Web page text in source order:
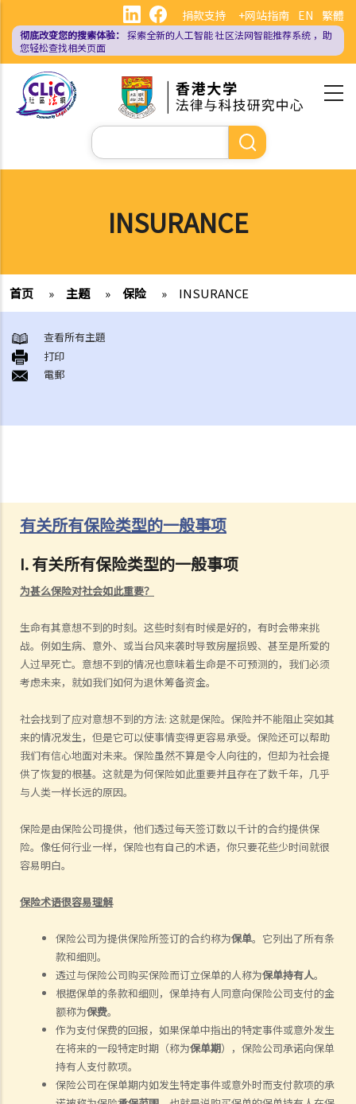
主
EN 繁體
捐款支持 +网站指南
彻底改变您的搜索体验： 探索全新的人工智能社区法网智能推荐系统 ，助
您轻松查找相关页面
搜
索
INSURANCE
首页 » 主题 » 保险 » INSURANCE
有关所有保险类型的一般事项
I. 有关所有保险类型的一般事项
为甚么保险对社会如此重要？
生命有其意想不到的时刻。这些时刻有时候是好的，有时会带来挑
战。例如生病、意外、或当台风来袭时导致房屋损毁、甚至是所爱的
人过早死亡。意想不到的情况也意味着生命是不可预测的，我们必须
考虑未来，就如我们如何为退休筹备资金。
社会找到了应对意想不到的方法: 这就是保险。保险并不能阻止突如其
来的情况发生，但是它可以使事情变得更容易承受。保险还可以帮助
我们有信心地面对未来。保险虽然不算是令人向往的，但却为社会提
供了恢复的根基。这就是为何保险如此重要并且存在了数千年，几乎
与人类一样长远的原因。
保险是由保险公司提供，他们透过每天签订数以千计的合约提供保
险。像任何行业一样，保险也有自己的术语，你只要花些少时间就很
容易明白。
保险术语很容易理解
保险公司为提供保险所签订的合约称为保单。它列出了所有条
款和细则。
透过与保险公司购买保险而订立保单的人称为保单持有人。
根据保单的条款和细则，保单持有人同意向保险公司支付的金
额称为保费。
作为支付保费的回报，如果保单中指出的特定事件或意外发生
在将来的一段特定时期（称为保单期），保险公司承诺向保单
持有人支付款项。
保险公司在保单期内如发生特定事件或意外时而支付款项的承
查看所有主題
打印
電郵